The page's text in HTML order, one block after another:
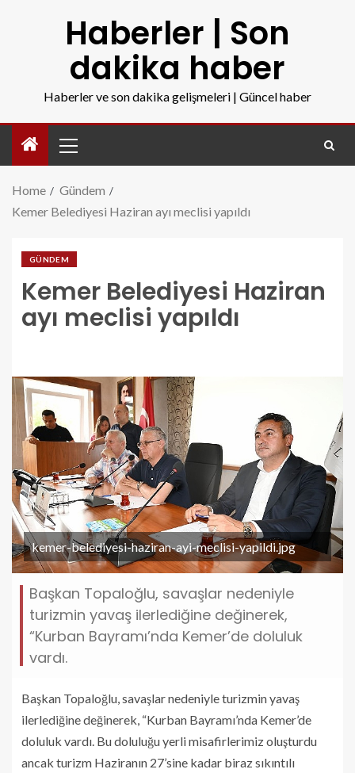
Haberler | Son
dakika haber
Haberler ve son dakika gelişmeleri | Güncel haber
Home
Gündem
Kemer Belediyesi Haziran ayı meclisi yapıldı
GÜNDEM
Kemer Belediyesi Haziran
ayı meclisi yapıldı
kemer-belediyesi-haziran-ayi-meclisi-yapildi.jpg
Başkan Topaloğlu, savaşlar nedeniyle
turizmin yavaş ilerlediğine değinerek,
“Kurban Bayramı’nda Kemer’de doluluk
vardı.
Başkan Topaloğlu, savaşlar nedeniyle turizmin yavaş
ilerlediğine değinerek, “Kurban Bayramı’nda Kemer’de
doluluk vardı. Bu doluluğu yerli misafirlerimiz oluşturdu
ancak turizm Haziranın 27’sine kadar biraz sıkıntılı